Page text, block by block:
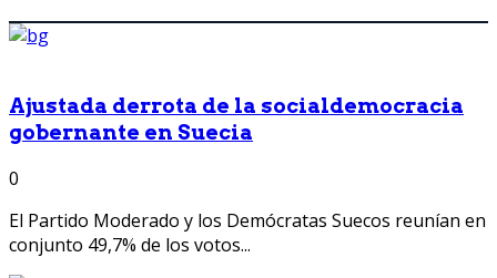
Ajustada derrota de la socialdemocracia
gobernante en Suecia
0
El Partido Moderado y los Demócratas Suecos reunían en
conjunto 49,7% de los votos...